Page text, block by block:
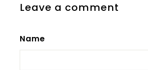
Leave a comment
Name